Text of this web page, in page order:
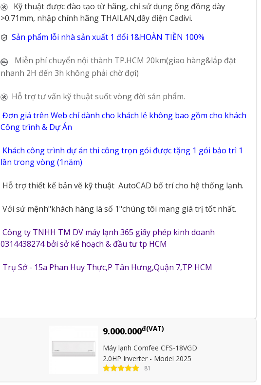
Kỹ thuật được đào tạo từ hãng, chỉ sử dụng ống đồng dày
>0.71mm, nhập chính hãng THAILAN,dây điện Cadivi.
Sản phẩm lỗi nhà sản xuất 1 đổi 1&HOÀN TIỀN 100%
Miễn phí chuyển nội thành TP.HCM 20km(giao hàng&lắp đặt
nhanh 2H đến 3h không phải chờ đợi)
Hỗ trợ tư vấn kỹ thuật suốt vòng đời sản phẩm.
Đơn giá trên Web chỉ dành cho khách lẻ không bao gồm cho khách
Công trình & Dự Án
Khách công trình dự án thi công trọn gói được tặng 1 gói bảo trì 1
lần trong vòng (1năm)
Hỗ trợ thiết kế bản vẽ kỹ thuật AutoCAD bố trí cho hệ thống lạnh.
Với sứ mệnh"khách hàng là số 1"chúng tôi mang giá trị tốt nhất.
Công ty TNHH TM DV máy lạnh 365 giấy phép kinh doanh
0314438274 bởi sở kế hoạch & đầu tư tp HCM
Trụ Sở - 15a Phan Huy Thực,P Tân Hưng,Quận 7,TP HCM
9.000.000đ(VAT)
Máy lạnh Comfee CFS-18VGD
2.0HP Inverter - Model 2025
81